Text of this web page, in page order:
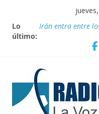
contenido
Lo
último:
Irán entra entre
“Aterrizando” los
medicamentos
Publican nuevas
comercio
Transporte:
vehículos e